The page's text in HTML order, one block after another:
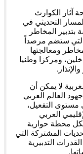
آثار الكوارث
هذا المسار التحديثي في
بتدبير المخاطر
ستضم مرصداً
ومعالجتها
ومركزا وطنيا
لا يمكن أن
العالم العربي
مستوى التفعيل،
العربي
محطة حوارية
المشتركة التي
التدبيرية